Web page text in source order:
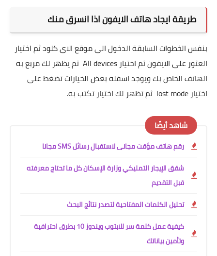
طريقة ايجاد هاتف الايفون اذا انسرق منك
بنفس الخطوات السابقة الدخول الى موقع الاى كلود ثم اختيار
العثور على الايفون ثم اختيار All devices ثم يظهر لك مربع به
الهاتف الخاص بك ويوجد اسفله بعض الخيارات تضغط على
اختيار lost mode ثم تظهر لك اختيار تكتب به.
شاهد أيضًا
رقم هاتف مؤقت مجانى لاستقبال رسائل SMS مجانا
شقق الإيجار التمليكي وزارة الإسكان كل ما تحتاج معرفته
قبل التقديم
تحليل الكلمات المفتاحية لتصدر نتائج البحث
كيفية عمل كلمة سر للابتوب ويندوز 10 بطرق احترافية
وتأمين بياناتك